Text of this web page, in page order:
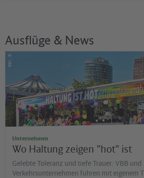
Ausflüge & News
©
VBB
Unternehmen
Wo Haltung zeigen "hot" ist
Gelebte Toleranz und tiefe Trauer: VBB und
Verkehrsunternehmen fuhren mit eigenem